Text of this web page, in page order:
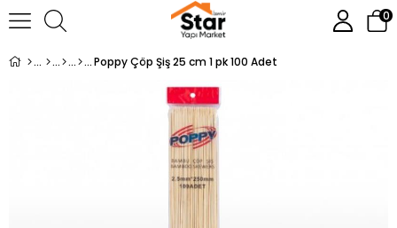
0
Poppy Çöp Şiş 25 cm 1 pk 100 Adet